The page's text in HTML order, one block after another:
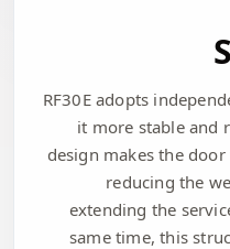
RF30E adopts
it more stable and
design makes the
reducing the
extending the
same time, this